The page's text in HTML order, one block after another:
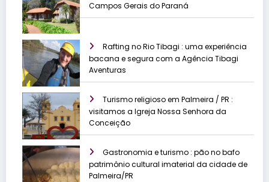
Campos Gerais do Paraná
Rafting no Rio Tibagi : uma experiência
bacana e segura com a Agência Tibagi
Aventuras
Turismo religioso em Palmeira / PR :
visitamos a Igreja Nossa Senhora da
Conceição
Gastronomia e turismo : pão no bafo
patrimônio cultural imaterial da cidade de
Palmeira/PR